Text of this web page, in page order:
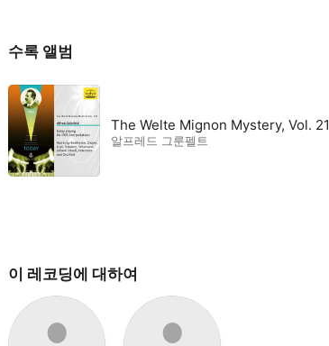
수록 앨범
The Welte Mignon Mystery, Vol. 21
알프레드 그룬펠트
이 레코딩에 대하여